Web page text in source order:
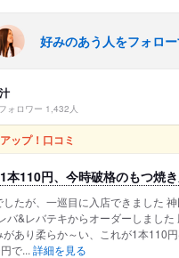
好みのあう人をフォロ
フォロワー 1,432人
ップ！口コミ
本110円、今時破格のもつ焼
たが、一巡目に入店できました
バ&レバテキからオーダーしまし
があり柔らか～い、これが1本110
で... 詳細を見る